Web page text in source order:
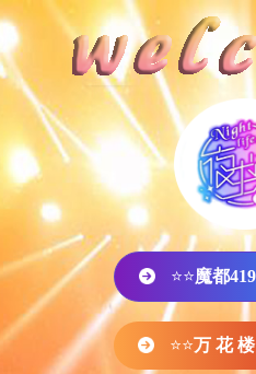
⭐⭐魔都419
⭐⭐万 花 楼